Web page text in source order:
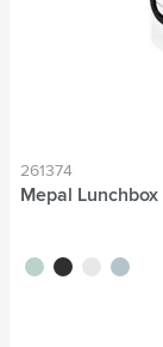
261374
Mepal
vert tilleul
noir blancbleu